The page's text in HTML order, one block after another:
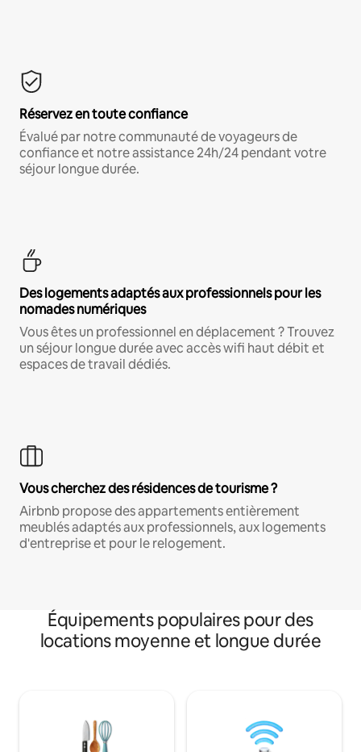
Réservez en toute confiance
Évalué par notre communauté de voyageurs de
confiance et notre assistance 24h/24 pendant votre
séjour longue durée.
Des logements adaptés aux professionnels pour les
nomades numériques
Vous êtes un professionnel en déplacement ? Trouvez
un séjour longue durée avec accès wifi haut débit et
espaces de travail dédiés.
Vous cherchez des résidences de tourisme ?
Airbnb propose des appartements entièrement
meublés adaptés aux professionnels, aux logements
d'entreprise et pour le relogement.
Équipements populaires pour des
locations moyenne et longue durée